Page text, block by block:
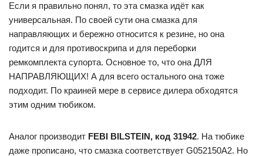
Если я правильно понял, то эта смазка идёт как
универсальная. По своей сути она смазка для
направляющих и бережно относится к резине, но она
годится и для противоскрипа и для переборки
ремкомплекта супорта. Основное то, что она ДЛЯ
НАПРАВЛЯЮЩИХ! А для всего остального она тоже
подходит. По краиней мере в сервисе дилера обходятся
этим одним тюбиком.
Аналог производит FEBI BILSTEIN, код 31942. На тюбике
даже прописано, что смазка соответствует G052150A2. Но